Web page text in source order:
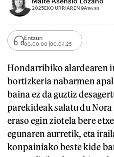
2025EKO URRIAREN 9A12:39
Entzun
00:00:00 00:04:25
Hondarribiko alardearen
bortizkeria nabarmen
baina ez da guztiz
parekideak salatu du
eraso egin ziotela bere
egunaren aurretik, eta
konpainiako beste kide